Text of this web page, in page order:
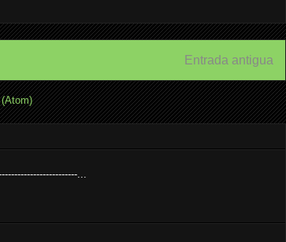
Entrada antigua
...